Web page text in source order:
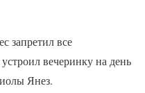
запретил все
вечеринку на день
Янез.